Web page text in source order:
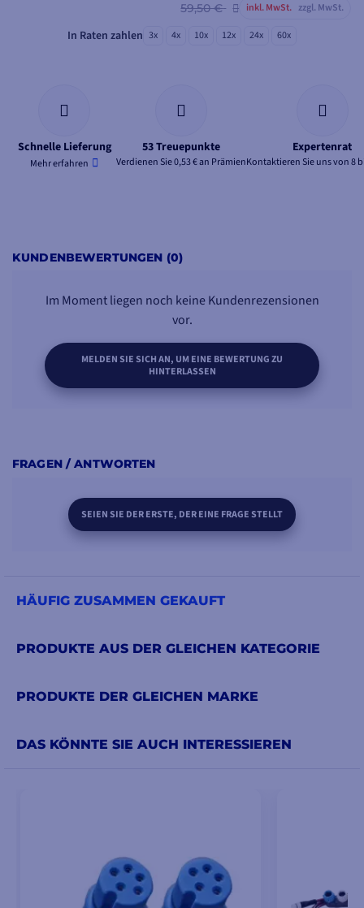
59,50 €
inkl. MwSt. zzgl. MwSt.
In Raten zahlen 3x 4x 10x 12x 24x 60x
Schnelle Lieferung
Mehr erfahren
53 Treuepunkte
Verdienen Sie 0,53 € an Prämien
Expertenrat
Kontaktieren Sie uns von 8
KUNDENBEWERTUNGEN (0)
Im Moment liegen noch keine Kundenrezensionen
vor.
MELDEN SIE SICH AN, UM EINE BEWERTUNG ZU
HINTERLASSEN
FRAGEN / ANTWORTEN
SEIEN SIE DER ERSTE, DER EINE FRAGE STELLT
HÄUFIG ZUSAMMEN GEKAUFT
PRODUKTE AUS DER GLEICHEN KATEGORIE
PRODUKTE DER GLEICHEN MARKE
DAS KÖNNTE SIE AUCH INTERESSIEREN